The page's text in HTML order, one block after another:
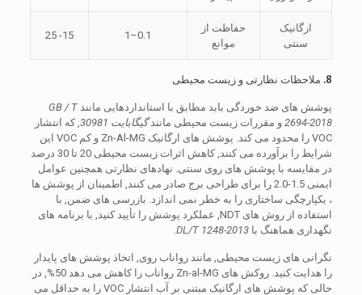
ارگانیک
سنتی
حفاظت از
موانع
0.1–1
15- 25
8. ملاحظات نظارتی و زیست محیطی
پوشش های ضد خوردگی باید مطابق با استانداردهایی مانند GB / T
2694-2018 و مقررات زیست محیطی مانندگیگابایت 30981
, که انتشار
VOC را محدود می کند. پوشش های ارگانیک Zn-Al-MG و کم VOC این
شرایط را برآورده می کنند, کاهش اثرات زیست محیطی 20 تا 30 درصد
در مقایسه با پوشش های روی سنتی. نهادهای نظارتی همچنین عوامل
ایمنی 1.5-2.0 را برای طراحی برج صادر می کنند, اطمینان از پوشش ها
، یکپارچگی ساختاری را به خطر نمی اندازد. بازرسی های ضمن, با
استفاده از روش های NDT, عملکرد پوشش را تأیید کنید, با برنامه های
نگهداری هماهنگ با DL/T 1248-2013
.
نگرانی های زیست محیطی, مانند رواناب روی, اتخاذ پوشش های پایدار
را هدایت کنید. روکش های Zn-al-MG رواناب را کاهش می دهد 50%, در
حالی که پوشش های ارگانیک مبتنی بر آب انتشار VOC را به حداقل می